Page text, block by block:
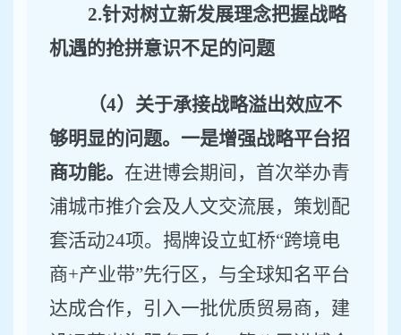
2.针对树立新发展理念把握战略
机遇的抢拼意识不足的问题
（4）关于承接战略溢出效应不
够明显的问题。一是增强战略平台招
商功能。 在进博会期间 ， 首次举办青
浦城市推介会及人文交流展，策划配
套活动24项。揭牌设立虹桥“跨境电
商+产业带”先行区，与全球知名平台
达成合作，引入一批优质贸易商，建